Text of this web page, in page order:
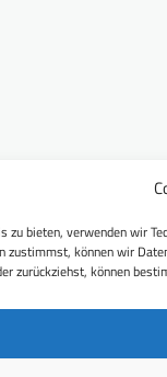
zu bieten, verwenden wir
zustimmst, können wir
zurückziehst, können